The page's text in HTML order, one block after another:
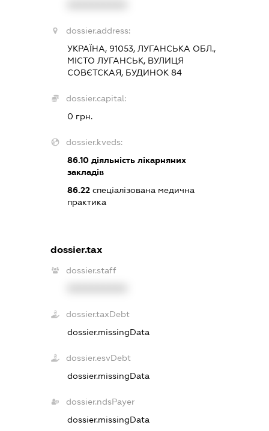
dossier.address:
УКРАЇНА, 91053, ЛУГАНСЬКА ОБЛ.,
МІСТО ЛУГАНСЬК, ВУЛИЦЯ
СОВЄТСКАЯ, БУДИНОК 84
dossier.capital:
0 грн.
dossier.kveds:
86.10діяльність лікарняних
закладів
86.22спеціалізована медична
практика
dossier.tax
dossier.staff
dossier.taxDebt
dossier.missingData
dossier.esvDebt
dossier.missingData
dossier.ndsPayer
dossier.missingData